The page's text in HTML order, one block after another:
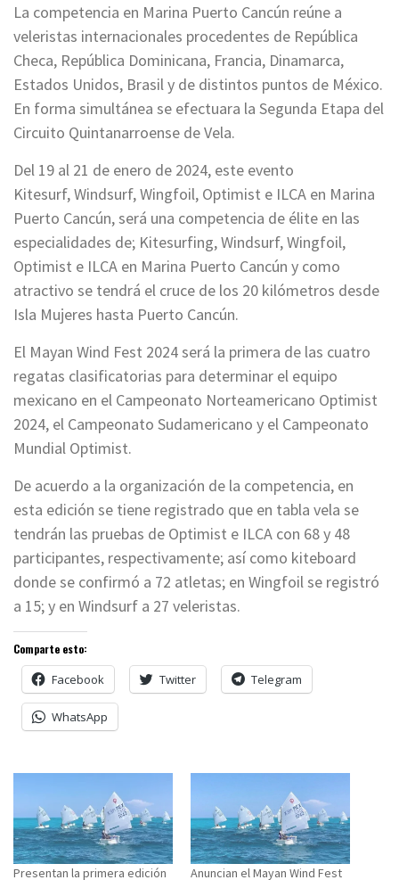
La competencia en Marina Puerto Cancún reúne a
veleristas internacionales procedentes de República
Checa, República Dominicana, Francia, Dinamarca,
Estados Unidos, Brasil y de distintos puntos de México.
En forma simultánea se efectuara la Segunda Etapa del
Circuito Quintanarroense de Vela.
Del 19 al 21 de enero de 2024, este evento
Kitesurf, Windsurf, Wingfoil, Optimist e ILCA en Marina
Puerto Cancún, será una competencia de élite en las
especialidades de; Kitesurfing, Windsurf, Wingfoil,
Optimist e ILCA en Marina Puerto Cancún y como
atractivo se tendrá el cruce de los 20 kilómetros desde
Isla Mujeres hasta Puerto Cancún.
El Mayan Wind Fest 2024 será la primera de las cuatro
regatas clasificatorias para determinar el equipo
mexicano en el Campeonato Norteamericano Optimist
2024, el Campeonato Sudamericano y el Campeonato
Mundial Optimist.
De acuerdo a la organización de la competencia, en
esta edición se tiene registrado que en tabla vela se
tendrán las pruebas de Optimist e ILCA con 68 y 48
participantes, respectivamente; así como kiteboard
donde se confirmó a 72 atletas; en Wingfoil se registró
a 15; y en Windsurf a 27 veleristas.
Comparte esto:
Facebook Twitter Telegram
WhatsApp
Presentan la primera edición Anuncian el Mayan Wind Fest